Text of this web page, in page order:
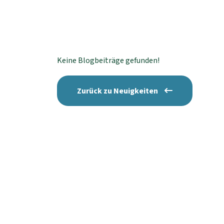
Keine Blogbeiträge gefunden!
Zurück zu Neuigkeiten